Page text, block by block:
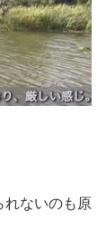
れないのも原